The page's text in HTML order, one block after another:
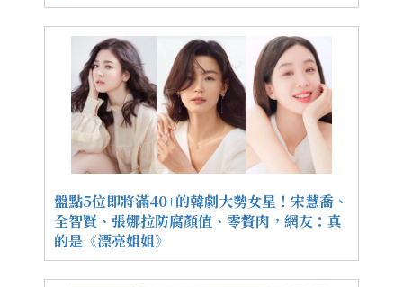
盤點5位即將滿40+的韓劇大勢女星！宋慧喬、
全智賢、張娜拉防腐顏值、零贅肉，網友：真
的是《漂亮姐姐》